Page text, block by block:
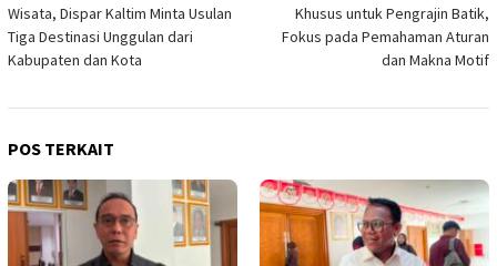
Wisata, Dispar Kaltim Minta Usulan
Tiga Destinasi Unggulan dari
Kabupaten dan Kota
Khusus untuk Pengrajin Batik,
Fokus pada Pemahaman Aturan
dan Makna Motif
POS TERKAIT